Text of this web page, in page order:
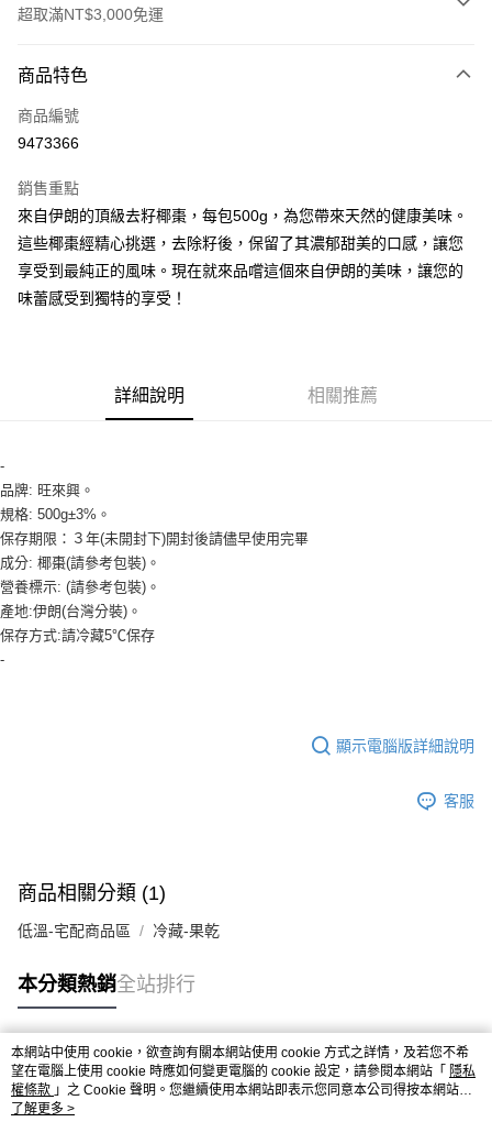
超取滿NT$3,000免運
信用卡一次付款
LINE Pay
街口支付
悠遊付
全盈+PAY
【關於「AFTEE先享後付」】
AFTEE先享後付是「在收到商品之後才付款」的支付方式。 讓您購物簡單
３．安心：先確認商品／服務後，再付款。
【「AFTEE先享後付」結帳流程】
１．於結帳方式選擇「AFTEE先享後付」後，將跳轉至「AFTEE先享後付」
結帳頁面，進行簡訊認證並確認金額後，即可完成結帳。
２．訂單成立數日內，您將收到繳費通知簡訊。
３．收到繳費通知簡訊後14天內，點擊此簡訊中的連結，可透過四大超商／
ATM／網路銀行／等多元方式進行付款，方視為交易完成。
※ 請注意：結帳手續完成當下不需立刻繳費，但若您需要取消訂單，請聯絡
https://netprotections.freshdesk.com/support/home
１．透過由恩沛科技股份有限公司提供之「AFTEE先享後付」服務完成之交
https://aftee.tw/terms/#terms3
３．未成年的使用者請事先徵得法定代理人或監護人之同意方可使用
任。
時審查核予不同之上限額度；若仍有額度不足之情形，本公司將視審查結果
請求用戶進行身份認證。
恩沛科技股份有限公司將有權停止該用戶之使用額度並採取法律行動。
冷藏7-11取貨(快速到店) 單筆限重10kg
每筆NT$220，滿NT$3,000(含以上)免運費
冷藏宅配-新竹物流 單筆限重20kg
每筆NT$200，滿NT$3,000(含以上)免運費
商品特色
商品編號
9473366
銷售重點
來自伊朗的頂級去籽椰棗，每包500g，為您帶來天然的健康美味。
這些椰棗經精心挑選，去除籽後，保留了其濃郁甜美的口感，讓您
享受到最純正的風味。現在就來品嚐這個來自伊朗的美味，讓您的
味蕾感受到獨特的享受！
詳細說明 相關推薦
-
品牌: 旺來興。
規格: 500g±3%。
保存期限：３年(未開封下)開封後請儘早使用完畢
成分: 椰棗(請參考包裝)。
營養標示: (請參考包裝)。
產地:伊朗(台灣分裝)。
保存方式:請冷藏5℃保存
-
顯示電腦版詳細說明
客服
商品相關分類 (1)
低溫-宅配商品區 冷藏-果乾
本分類熱銷全站排行
熱門標籤
本網站中使用 cookie，欲查詢有關本網站使用 cookie 方式之詳情，及若您不希
望在電腦上使用 cookie 時應如何變更電腦的 cookie 設定，請參閱本網站「 隱私
權條款 」之 Cookie 聲明。您繼續使用本網站即表示您同意本公司得按本網站使
用條款之 Cookie 聲明使用 cookie。
了解更多 >